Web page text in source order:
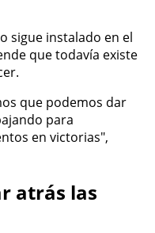
sigue instalado en el
que todavía existe
que podemos dar
para
en victorias",
atrás las